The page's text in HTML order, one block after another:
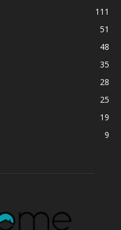
111
51
48
35
28
25
19
9